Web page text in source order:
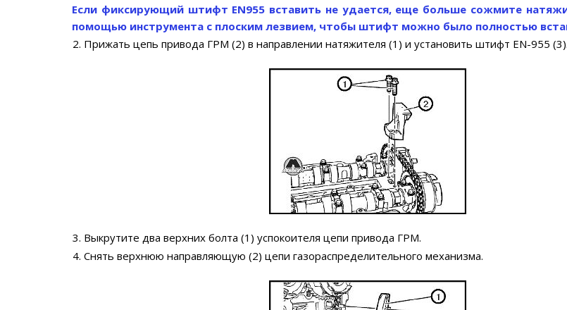
Если фиксирующий штифт EN955 вставить не удается, еще больше сожмите
помощью инструмента с плоским лезвием, чтобы штифт можно было полностью
2. Прижать цепь привода ГРМ (2) в направлении натяжителя (1) и установить штифт EN-955 (3).
3. Выкрутите два верхних болта (1) успокоителя цепи привода ГРМ.
4. Снять верхнюю направляющую (2) цепи газораспределительного механизма.